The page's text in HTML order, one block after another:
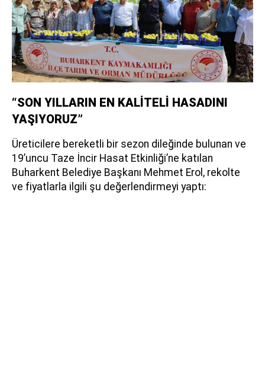
“SON YILLARIN EN KALİTELİ HASADINI
YAŞIYORUZ”
Üreticilere bereketli bir sezon dileğinde bulunan ve
19’uncu Taze İncir Hasat Etkinliği’ne katılan
Buharkent Belediye Başkanı Mehmet Erol, rekolte
ve fiyatlarla ilgili şu değerlendirmeyi yaptı: